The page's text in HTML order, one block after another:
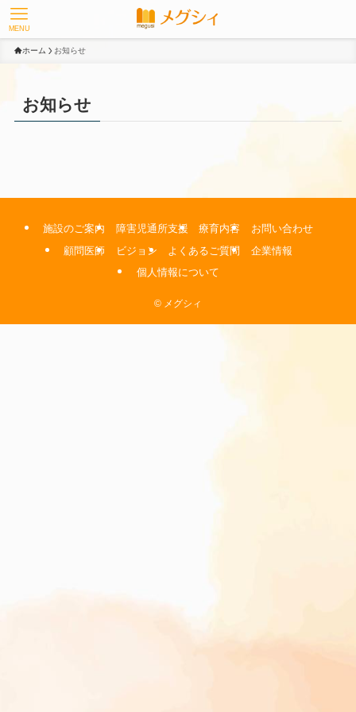
MENU
ホーム お知らせ
お知らせ
施設のご案内 障害児通所支援 療育内容
お問い合わせ
顧問医師
ビジョン よくあるご質問
企業情報
個人情報について
© メグシィ